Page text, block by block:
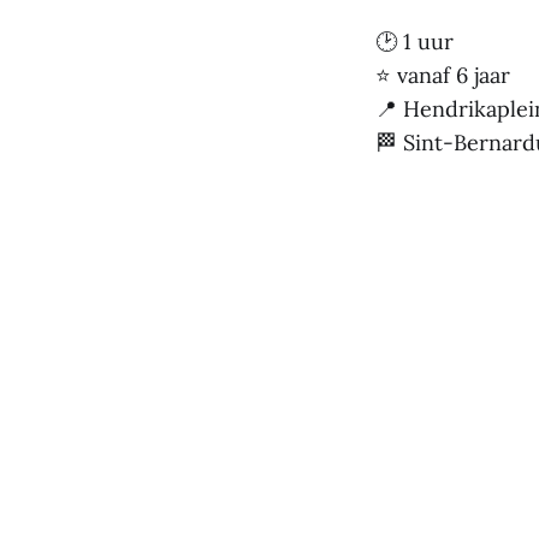
🕑 1 uur
⭐ vanaf 6 jaar
📍
🏁 Sint-